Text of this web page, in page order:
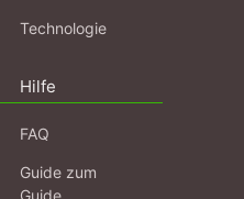
Technologie
Hilfe
FAQ
Guide zum
Guide